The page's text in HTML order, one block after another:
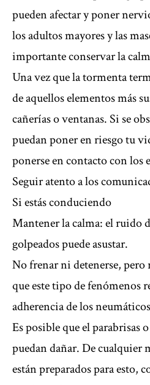
pueden afectar y poner
los adultos mayores y las
importante conservar la
Una vez que la tormenta
de aquellos elementos más
cañerías o ventanas. Si se
puedan poner en riesgo tu
ponerse en contacto con los
Seguir atento a los
Si estás conduciendo
Mantener la calma: el ruido
golpeados puede asustar.
No frenar ni detenerse,
que este tipo de fenómenos
adherencia de los
Es posible que el parabrisas
puedan dañar. De cualquier
están preparados para esto,